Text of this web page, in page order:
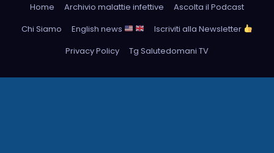
Home Archivio malattie infettive
Ascolta il Podcast
Chi Siamo
English news
Iscriviti alla Newsletter
Privacy Policy
Tg Salutedomani TV